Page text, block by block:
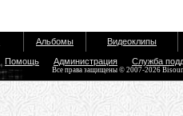
Альбомы Видеоклипы
Помощь Администрация Служба
Все права защищены © 2007-2026